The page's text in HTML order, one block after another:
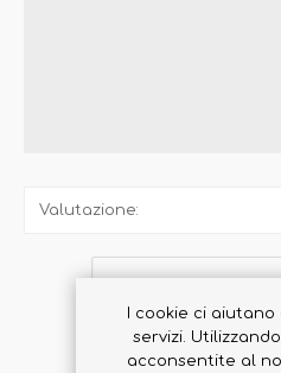
Valutazione:
I cookie ci
servizi.
acconsentite al